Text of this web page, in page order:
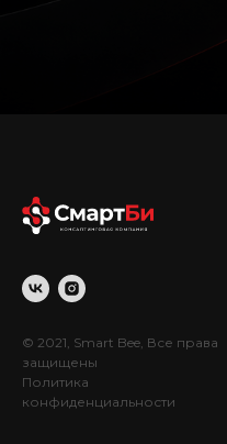
© 2021, Smart Bee, Все права
защищены
Политика
конфиденциальности